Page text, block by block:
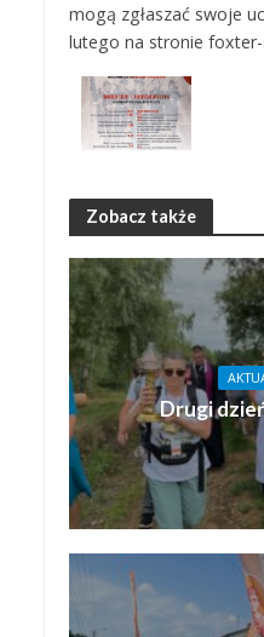
mogą zgłaszać swoje
lutego na stronie
Zobacz także
Drugi